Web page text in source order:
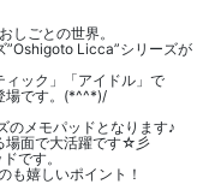
しごとの世界。
”Oshigoto Licca”シリーズが
ィック」「アイドル」で
場です。(*^^*)/
のメモパッドとなります♪
場面で大活躍です☆彡
です。
も嬉しいポイント！